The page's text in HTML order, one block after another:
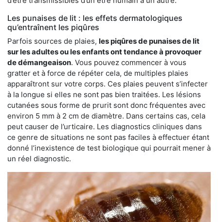
Les punaises de lit : les effets dermatologiques
qu’entraînent les piqûres
Parfois sources de plaies, les piqûres de punaises de lit
sur les adultes ou les enfants ont tendance à provoquer
de démangeaison. Vous pouvez commencer à vous
gratter et à force de répéter cela, de multiples plaies
apparaîtront sur votre corps. Ces plaies peuvent s’infecter
à la longue si elles ne sont pas bien traitées. Les lésions
cutanées sous forme de prurit sont donc fréquentes avec
environ 5 mm à 2 cm de diamètre. Dans certains cas, cela
peut causer de l’urticaire. Les diagnostics cliniques dans
ce genre de situations ne sont pas faciles à effectuer étant
donné l’inexistence de test biologique qui pourrait mener à
un réel diagnostic.